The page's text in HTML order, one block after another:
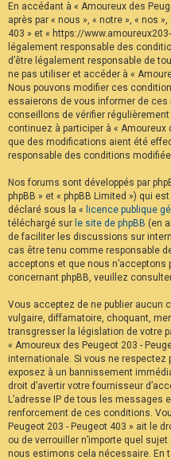
En accédant à « Amoureux des
après par « nous », « notre », « nos
403 » et « https://
légalement responsable des
d’être légalement responsable de
ne pas utiliser et accéder à «
Nous pouvons modifier ces
essaierons de vous informer de
conseillons de vérifier
continuez à participer à « Amoureux
que des modifications aient été
responsable des conditions
Nos forums sont développés par
phpBB » et « phpBB Limited ») qui
déclaré sous la « licence publique
téléchargé sur le site de phpBB (en
de faciliter les discussions sur
cas être tenu comme responsable
acceptons et que nous n’acceptons
concernant phpBB, veuillez
Vous acceptez de ne publier aucun
vulgaire, diffamatoire, choquant,
transgresser la législation de votre
« Amoureux des Peugeot 203 -
internationale. Si vous ne
exposez à un bannissement
droit d’avertir votre fournisseur
L’adresse IP de tous les messages
renforcement de ces conditions.
Peugeot 203 - Peugeot 403 » ait le
ou de verrouiller n’importe quel
nous estimons cela nécessaire. En